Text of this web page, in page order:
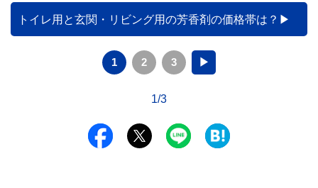
トイレ用と玄関・リビング用の芳香剤の価格帯は？
1 2 3 ▶
1/3